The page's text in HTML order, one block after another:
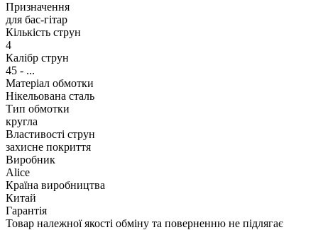
Призначення
для бас-гітар
Кількість струн
4
Калібр струн
45 - ...
Матеріал обмотки
Нікельована сталь
Тип обмотки
кругла
Властивості струн
захисне покриття
Виробник
Alice
Країна виробництва
Китай
Гарантія
Товар належної якості обміну та поверненню не підлягає